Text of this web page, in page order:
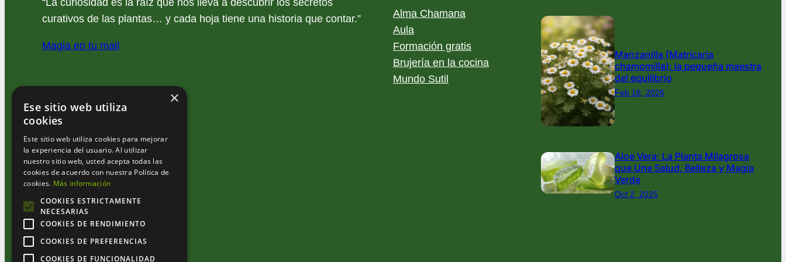
“La curiosidad es la raíz que nos lleva a descubrir los secretos
curativos de las plantas… y cada hoja tiene una historia que contar.”
Magia en tu mail
Alma Chamana
Aula
Formación gratis
Brujería en la cocina
Mundo Sutil
Manzanilla (Matricaria
chamomilla): la pequeña maestra
del equilibrio
Feb 16, 2026
Aloe Vera: La Planta Milagrosa
que Une Salud, Belleza y Magia
Verde
Oct 2, 2025
×
Ese sitio web utiliza
cookies
Este sitio web utiliza cookies para mejorar
la experiencia del usuario. Al utilizar
nuestro sitio web, usted acepta todas las
cookies de acuerdo con nuestra Política de
cookies. Más información
COOKIES ESTRICTAMENTE
NECESARIAS
COOKIES DE RENDIMIENTO
COOKIES DE PREFERENCIAS
COOKIES DE FUNCIONALIDAD